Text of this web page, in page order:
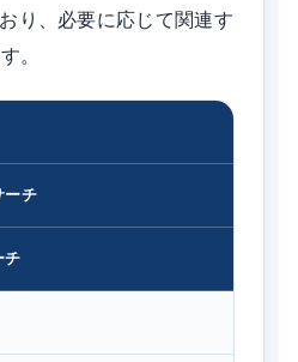
り、必要に応じて関連す
。
ーチ
チ